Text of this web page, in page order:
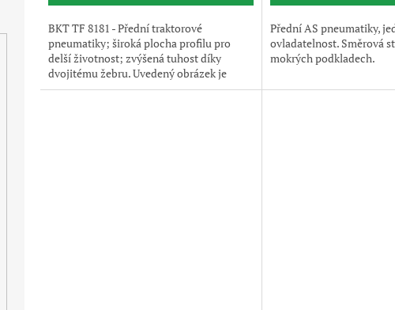
BKT TF 8181 - Přední traktorové
pneumatiky; široká plocha profilu pro
delší životnost; zvýšená tuhost díky
dvojitému žebru. Uvedený obrázek je
pouze ilustrativní, pneumatika je
Přední AS pneumatiky,
ovladatelnost. Směrová
mokrých podkladech.